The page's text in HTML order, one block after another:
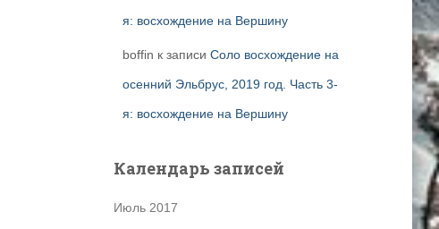
я: восхождение на Вершину
boffin к записи Соло восхождение на
осенний Эльбрус, 2019 год. Часть 3-
я: восхождение на Вершину
Календарь записей
Июль 2017